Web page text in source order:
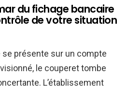
du fichage bancaire
de votre situation
se présente sur un compte
le couperet tombe
L’établissement